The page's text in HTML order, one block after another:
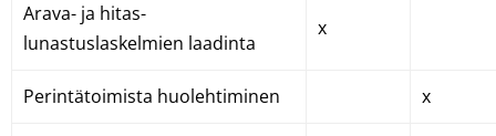
Arava- ja hitas-
lunastuslaskelmien laadinta
x
Perintätoimista huolehtiminen x